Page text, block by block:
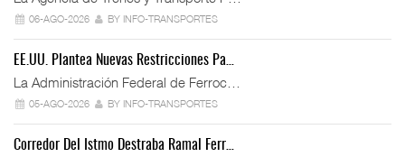
06-AGO-2026 BY INFO-TRANSPORTES
EE.UU. Plantea Nuevas Restricciones Pa…
La Administración Federal de Ferroc…
05-AGO-2026 BY INFO-TRANSPORTES
Corredor Del Istmo Destraba Ramal Ferr…